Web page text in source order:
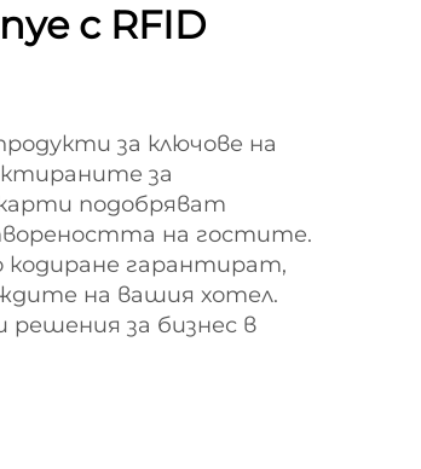
с RFID
за ключове на
за
подобряват
на гостите.
кодиране гарантират,
на вашия хотел.
за бизнес в